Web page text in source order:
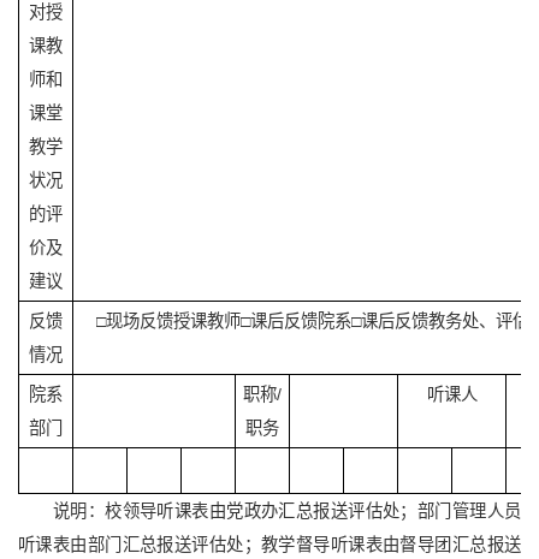
对授
课教
师和
课堂
教学
状况
的评
价及
建议
反馈
情况
□现场反馈授课教师□课后反馈院系□课后反馈教务处、评估
院系
部门
职称/
职务
听课人
说明：校领导听课表由党政办汇总报送评估处；部门管理人员
听课表由部门汇总报送评估处；教学督导听课表由督导团汇总报送